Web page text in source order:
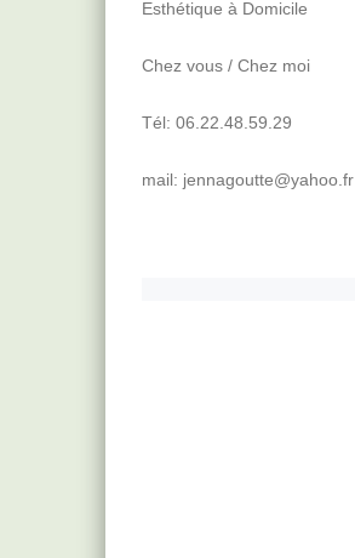
Esthétique à Domicile
Chez vous / Chez moi
Tél: 06.22.48.59.29
mail: jennagoutte@yahoo.fr